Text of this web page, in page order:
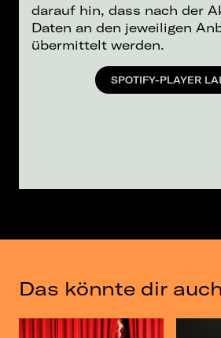
darauf hin, dass nach der
Daten an den jeweiligen
übermittelt werden.
SPOTIFY-PLAYER
Das könnte dir